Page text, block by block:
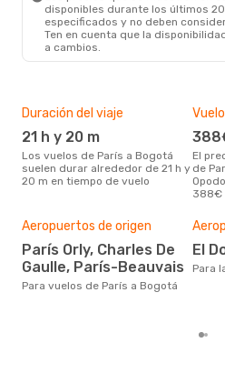
disponibles durante los últimos
especificados y no deben
Ten en cuenta que la
a cambios.
Duración del viaje
21 h y 20 m
Los vuelos de París a Bogotá
suelen durar alrededor de 21 h y
20 m en tiempo de vuelo
El precio del vuelo más barato
de
388€
Aeropuertos de origen
París Orly, Charles De
Gaulle, París-Beauvais
Para vuelos de París a Bogotá
El
Para